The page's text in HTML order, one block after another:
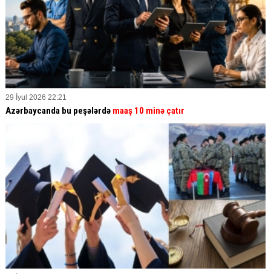
29 İyul 2026 22:21
Azərbaycanda bu peşələrdə maaş 10 minə çatır